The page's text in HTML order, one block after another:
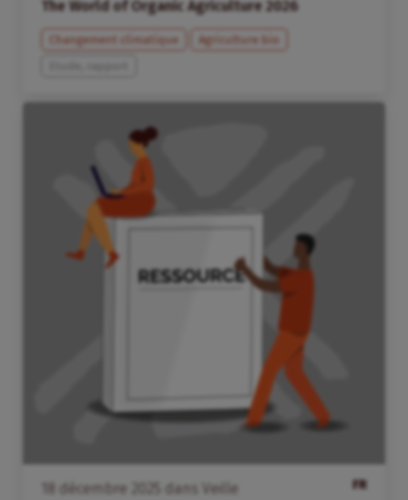
The World of Organic Agriculture 2026
Changement climatique
Agriculture bio
FR
décembre dans
Veille